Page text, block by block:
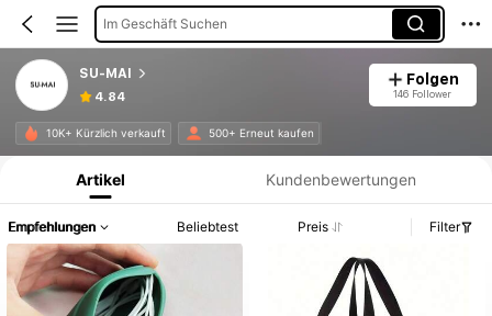
Im Geschäft Suchen
SU-MAI
4.84
Folgen
146 Follower
10K+ Kürzlich verkauft 500+ Erneut kaufen
Produktinformation: Preisangabe, Verkaufs- und Lagerbestandsdetails.
Artikel Kundenbewertungen
Empfehlungen Beliebtest Preis Filter